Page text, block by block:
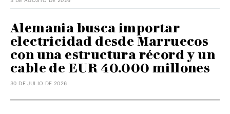
Alemania busca importar
electricidad desde Marruecos
con una estructura récord y un
cable de EUR 40.000 millones
30 DE JULIO DE 2026